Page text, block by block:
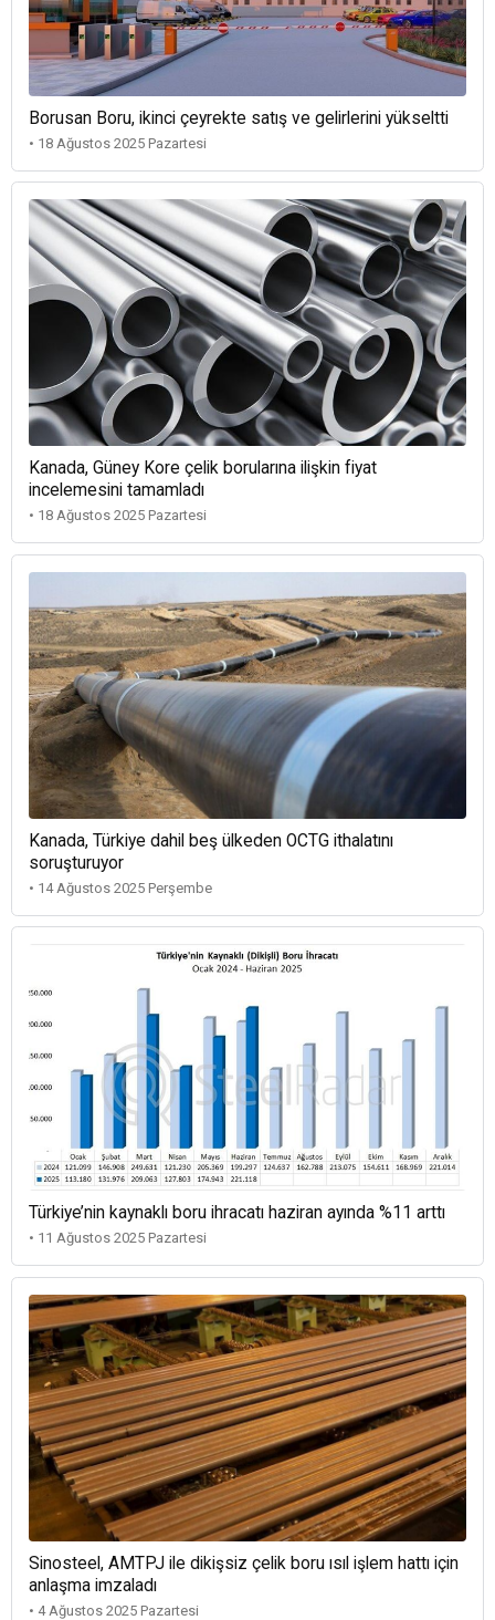
Borusan Boru, ikinci çeyrekte satış ve gelirlerini yükseltti
• 18 Ağustos 2025 Pazartesi
Kanada, Güney Kore çelik borularına ilişkin fiyat
incelemesini tamamladı
• 18 Ağustos 2025 Pazartesi
Kanada, Türkiye dahil beş ülkeden OCTG ithalatını
soruşturuyor
• 14 Ağustos 2025 Perşembe
Türkiye’nin kaynaklı boru ihracatı haziran ayında %11 arttı
• 11 Ağustos 2025 Pazartesi
Sinosteel, AMTPJ ile dikişsiz çelik boru ısıl işlem hattı için
anlaşma imzaladı
• 4 Ağustos 2025 Pazartesi